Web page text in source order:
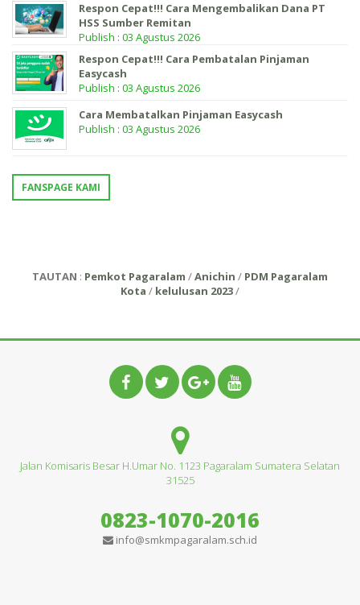
Respon Cepat!!! Cara Mengembalikan Dana PT
HSS Sumber Remitan
Publish : 03 Agustus 2026
Respon Cepat!!! Cara Pembatalan Pinjaman
Easycash
Publish : 03 Agustus 2026
Cara Membatalkan Pinjaman Easycash
Publish : 03 Agustus 2026
FANSPAGE KAMI
TAUTAN : Pemkot Pagaralam /Anichin / PDM Pagaralam
Kota / kelulusan 2023/
Jalan Komisaris Besar H.Umar No. 1123 Pagaralam Sumatera Selatan
31525
0823-1070-2016
info@smkmpagaralam.sch.id